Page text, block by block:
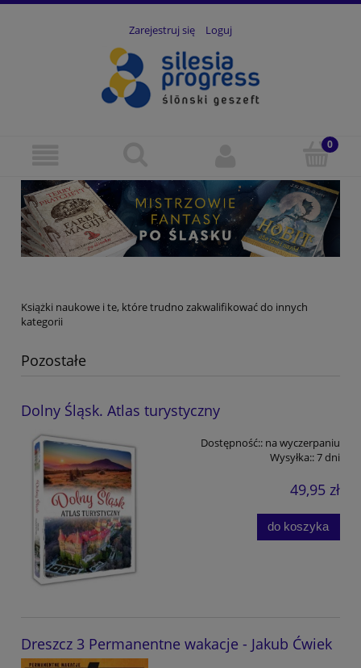
Zarejestruj się Loguj
Książki naukowe i te, które trudno zakwalifikować do innych
kategorii
Pozostałe
Dolny Śląsk. Atlas turystyczny
Dostępność:: na wyczerpaniu
Wysyłka::7 dni
49,95 zł
do koszyka
Dreszcz 3 Permanentne wakacje - Jakub Ćwiek